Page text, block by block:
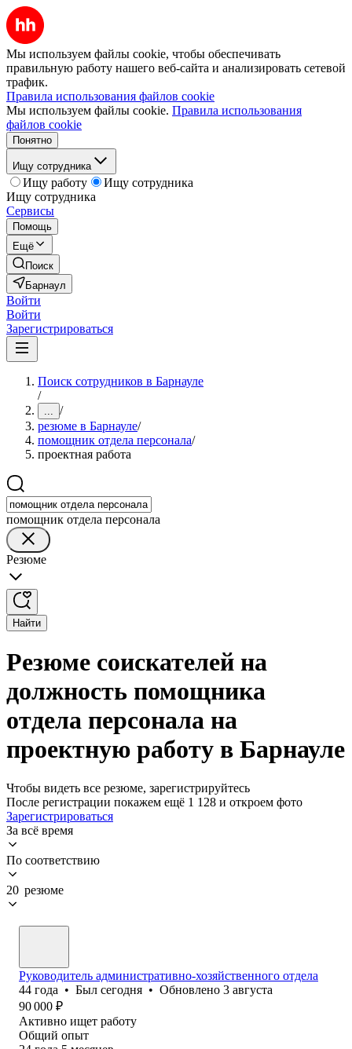
Мы используем файлы cookie, чтобы обеспечивать
правильную работу нашего веб-сайта и анализировать сетевой
трафик.
Правила использования файлов cookie
Мы используем файлы cookie. Правила использования
файлов cookie
Понятно
Ищу сотрудника
Ищу работу
Ищу сотрудника
Ищу сотрудника
Сервисы
Помощь
Ещё
Поиск
Барнаул
Войти
Войти
Зарегистрироваться
Поиск сотрудников в Барнауле
/
... /
резюме в Барнауле/
помощник отдела персонала/
проектная работа
помощник отдела персонала
Резюме
Найти
Резюме соискателей на
должность помощника
отдела персонала на
проектную работу в Барнауле
Чтобы видеть все резюме, зарегистрируйтесь
После регистрации покажем ещё 1 128 и откроем фото
Зарегистрироваться
За всё время
По соответствию
20 резюме
Руководитель административно-хозяйственного отдела
44 года • Был сегодня • Обновлено 3 августа
90 000 ₽
Активно ищет работу
Общий опыт